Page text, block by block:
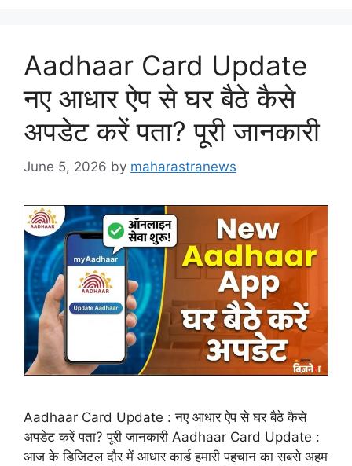
Aadhaar Card Update
नए आधार ऐप से घर बैठे कैसे
अपडेट करें पता? पूरी जानकारी
June 5, 2026 by maharastranews
Aadhaar Card Update : नए आधार ऐप से घर बैठे कैसे
अपडेट करें पता? पूरी जानकारी Aadhaar Card Update :
आज के डिजिटल दौर में आधार कार्ड हमारी पहचान का सबसे अहम